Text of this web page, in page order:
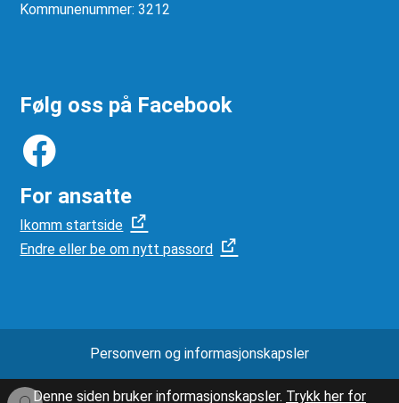
Kommunenummer: 3212
Følg oss på Facebook
For ansatte
Ikomm startside
Endre eller be om nytt passord
Personvern og informasjonskapsler
Denne siden bruker informasjonskapsler. Trykk her for